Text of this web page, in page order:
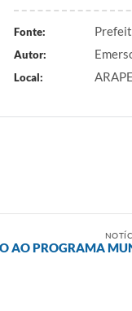
Fonte:
Autor:
Local:
AO PROGRAMA